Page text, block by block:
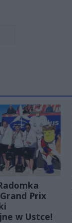
Prix
w Ustce!